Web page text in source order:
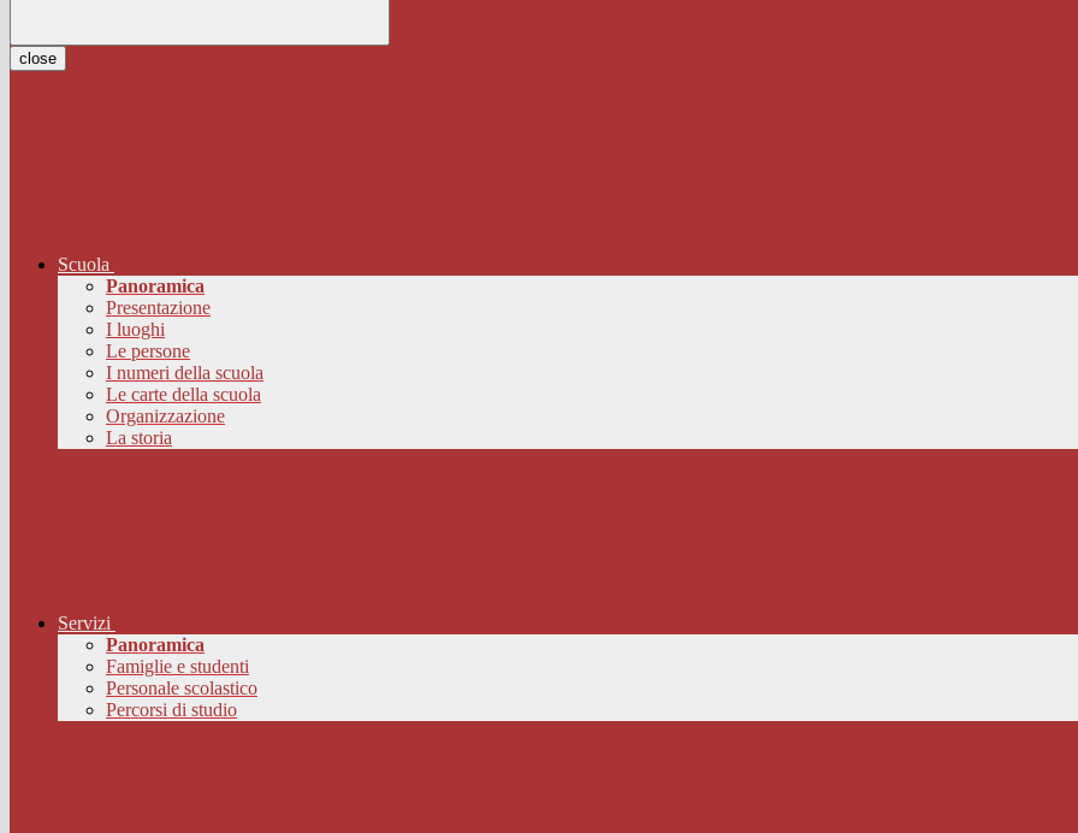
close
Scuola
Panoramica
Presentazione
I luoghi
Le persone
I numeri della scuola
Le carte della scuola
Organizzazione
La storia
Servizi
Panoramica
Famiglie e studenti
Personale scolastico
Percorsi di studio